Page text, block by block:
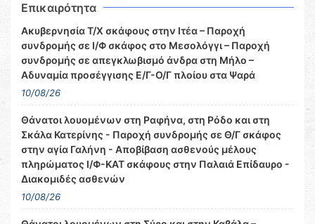
Επικαιρότητα
Ακυβερνησία Τ/Χ σκάφους στην Ιτέα – Παροχή
συνδρομής σε Ι/Φ σκάφος στο Μεσολόγγι – Παροχή
συνδρομής σε απεγκλωβισμό άνδρα στη Μήλο –
Αδυναμία προσέγγισης Ε/Γ-Ο/Γ πλοίου στα Ψαρά
10/08/26
Θάνατοι λουομένων στη Ραφήνα, στη Ρόδο και στη
Σκάλα Κατερίνης - Παροχή συνδρομής σε Θ/Γ σκάφος
στην αγία Γαλήνη - Αποβίβαση ασθενούς μέλους
πληρώματος Ι/Φ-ΚΑΤ σκάφους στην Παλαιά Επίδαυρο -
Διακομιδές ασθενών
10/08/26